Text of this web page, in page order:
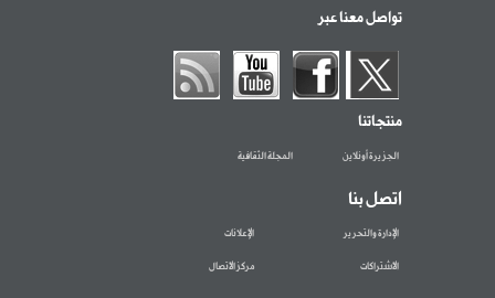
تواصل معنا عبر
منتجاتنا
الجزيرة أونلاين المجلة الثقافية
اتصل بنا
الإدارة والتحرير الإعلانات
الاشتراكات مركز الاتصال